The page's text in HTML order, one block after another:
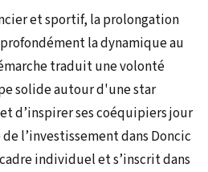
et sportif, la prolongation
la dynamique au
traduit une volonté
solide autour d'une star
d’inspirer ses coéquipiers jour
l’investissement dans Doncic
individuel et s’inscrit dans